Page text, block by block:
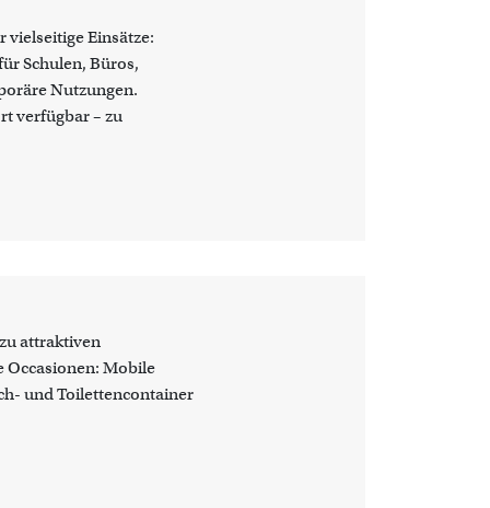
vielseitige Einsätze:
Schulen, Büros,
Nutzungen.
verfügbar – zu
attraktiven
Occasionen: Mobile
und Toilettencontainer